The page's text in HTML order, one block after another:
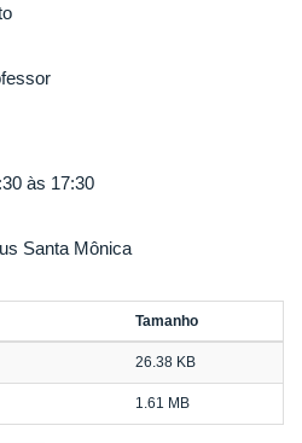
às 17:30
Santa Mônica
Tamanho
26.38 KB
1.61 MB